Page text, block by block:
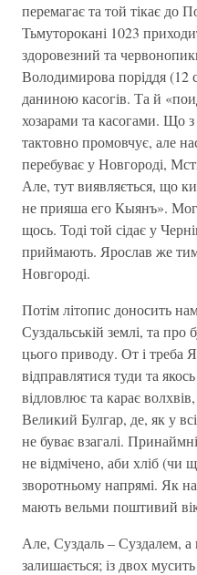
перемагає та той тікає до
Тьмуторокані 1023
здоровезний та
Володимирова поріддя (12
даниною касогів. Та й
хозарами та касогами. Що
тактовно промовчує, але
перебуває у Новгороді,
Але, тут виявляється, що
не прияша его Кыянъ».
щось. Тоді той сідає у
приймають. Ярослав же
Новгороді.
Потім літопис доносить
Суздальській землі, та про
цього приводу. От і треба
відправлятися туди та
відловлює та карає
Великий Булгар, де, як у
не буває взагалі.
не відмічено, аби хліб (чи
зворотньому напрямі. Як
мають вельми поштивий
Але, Суздаль – Суздалем,
залишається; із двох